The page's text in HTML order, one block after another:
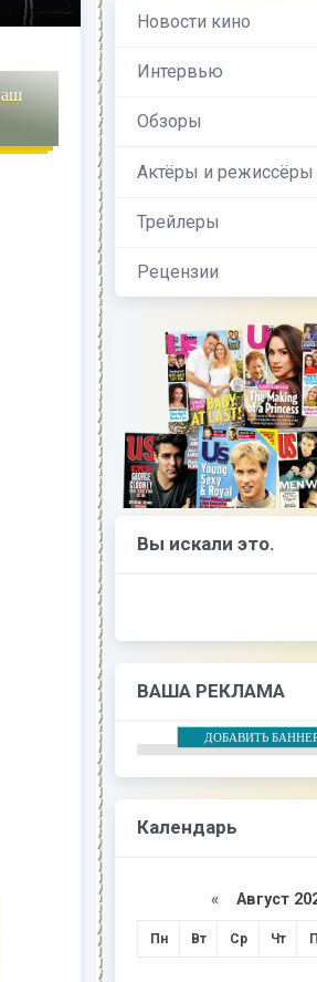
Новости кино
Интервью
Обзоры
Актёры и режиссёры
Трейлеры
Рецензии
Вы искали это.
ВАША РЕКЛАМА
ДОБАВИТЬ
Календарь
« Август
Пн Вт Ср Чт